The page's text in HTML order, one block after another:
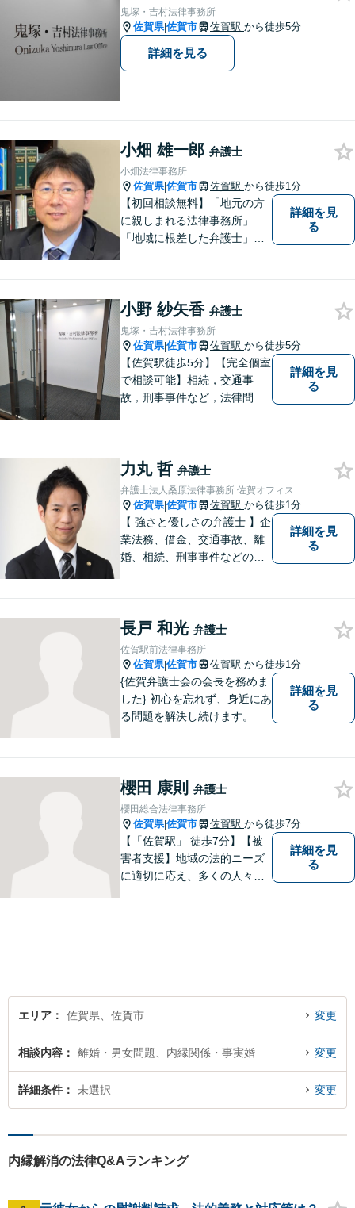
鬼塚・吉村法律事務所
佐賀県|佐賀市 佐賀駅 から徒歩5分
詳細を見る
小畑 雄一郎 弁護士
小畑法律事務所
佐賀県|佐賀市 佐賀駅 から徒歩1分
【初回相談無料】「地元の方
に親しまれる法律事務所」
「地域に根差した弁護士」を
など幅広く対応しております
ので、まずはお気軽にご相談
下さい。【JR佐賀駅1分】
【子連れ相談可】
詳細を見
る
小野 紗矢香 弁護士
鬼塚・吉村法律事務所
佐賀県|佐賀市 佐賀駅 から徒歩5分
【佐賀駅徒歩5分】【完全個室
で相談可能】相続，交通事
故，刑事事件など，法律問題
お持ち帰りいただけるよう，
全力を尽くします。
詳細を見
る
力丸 哲 弁護士
弁護士法人桑原法律事務所 佐賀オフィス
佐賀県|佐賀市 佐賀駅 から徒歩1分
【 強さと優しさの弁護士 】企
業法務、借金、交通事故、離
婚、相続、刑事事件などのご
なリーガルサービスを提供い
たします。
詳細を見
る
長戸 和光 弁護士
佐賀駅前法律事務所
佐賀県|佐賀市 佐賀駅 から徒歩1分
{佐賀弁護士会の会長を務めま
した} 初心を忘れず、身近にあ
る問題を解決し続けます。
詳細を見
る
櫻田 康則 弁護士
櫻田総合法律事務所
佐賀県|佐賀市 佐賀駅 から徒歩7分
【「佐賀駅」 徒歩7分】【被
害者支援】地域の法的ニーズ
に適切に応え、多くの人々の
詳細を見
る
エリア 佐賀県、佐賀市 変更
相談内容 離婚・男女問題、内縁関係・事実婚 変更
詳細条件 未選択 変更
内縁解消の法律Q&Aランキング